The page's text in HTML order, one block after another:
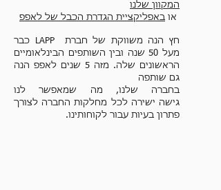
המקוון שלנו
או באפליקציית הגדרת הכבל של לאפפ
חץ הנה משווקת של חברת LAPP כבר
מעל 50 שנה ובין השותפים הבינלאומיים
הראשונים שלה. מזה 5 שנים לאפפ הנה
גם שותפה
בחברה שלנו, מה שמאפשר לנו
גישה ישירה לכל מחלקות החברה לצורך
פתרון בעיות עבור לקוחותינו.